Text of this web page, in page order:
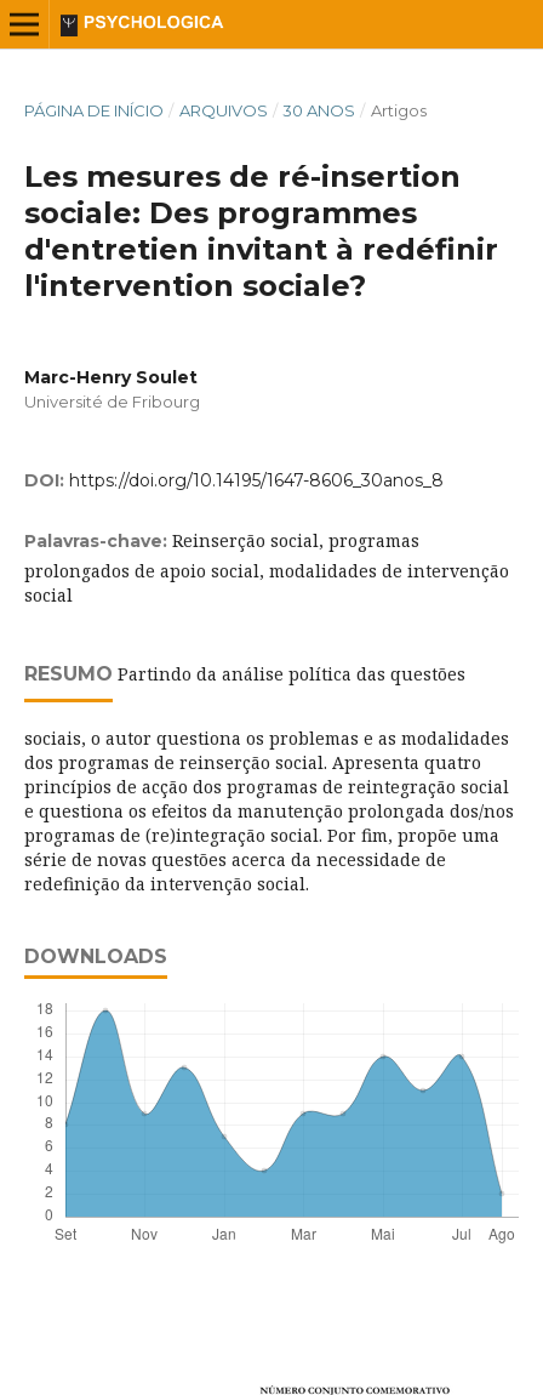
PÁGINA DE INÍCIO / ARQUIVOS / 30 ANOS / Artigos
Les mesures de ré-insertion
sociale: Des programmes
d'entretien invitant à redéfinir
l'intervention sociale?
Marc-Henry Soulet
Université de Fribourg
DOI: https://doi.org/10.14195/1647-8606_30anos_8
Palavras-chave: Reinserção social, programas
prolongados de apoio social, modalidades de intervenção
social
RESUMO Partindo da análise política das questões
sociais, o autor questiona os problemas e as modalidades
dos programas de reinserção social. Apresenta quatro
princípios de acção dos programas de reintegração social
e questiona os efeitos da manutenção prolongada dos/nos
programas de (re)integração social. Por fim, propõe uma
série de novas questões acerca da necessidade de
redefinição da intervenção social.
DOWNLOADS